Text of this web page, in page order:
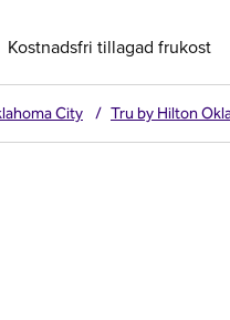
Kostnadsfri tillagad frukost
City / Tru by Hilton